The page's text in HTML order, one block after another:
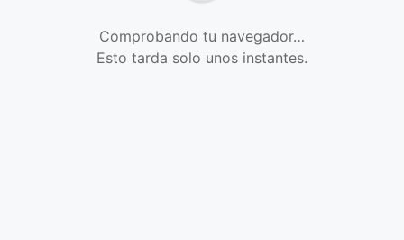
Comprobando tu navegador…
Esto tarda solo unos instantes.